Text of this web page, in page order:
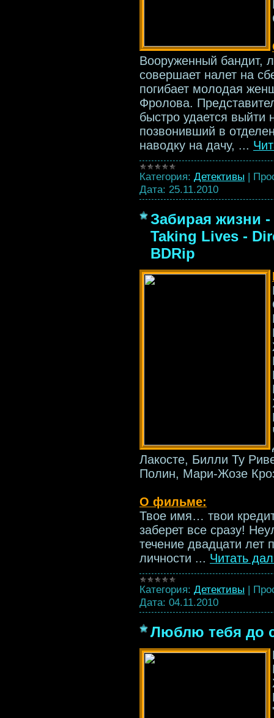
Вооруженный бандит,
совершает налет на
погибает молодая
Фролова.
быстро удается
позвонивший в
наводку на дачу, ...
Категория: Детективы |
Дата: 25.11.2010
Забирая жизни -
Taking Lives -
BDRip
Лакосте, Билли Ту
Полин, Мари-Жозе
О фильме:
Твое имя… твои
заберет все сразу!
течение двадцати лет
личности ... Читать
Категория: Детективы |
Дата: 04.11.2010
Люблю тебя до